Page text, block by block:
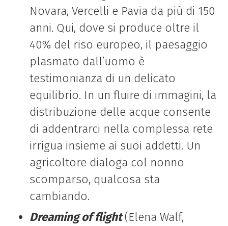
Novara, Vercelli e Pavia da più di 150
anni. Qui, dove si produce oltre il
40% del riso europeo, il paesaggio
plasmato dall’uomo è
testimonianza di un delicato
equilibrio. In un fluire di immagini, la
distribuzione delle acque consente
di addentrarci nella complessa rete
irrigua insieme ai suoi addetti. Un
agricoltore dialoga col nonno
scomparso, qualcosa sta
cambiando.
Dreaming of flight(Elena Walf,